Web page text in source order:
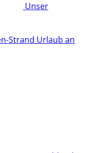
Unser
Urlaub an